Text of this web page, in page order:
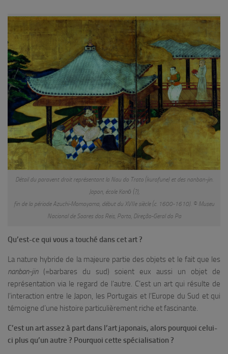
Détail du paravent droit représentant la Nau do Trato (kurofune) et des nanban-jin.
Japon, école Kanō (?),
fin de la période Azuchi-Momoyama, début du XVIIe siècle (c. 1600-1610). © Museu
Nacional de Soares dos Reis, Porto, Direção-Geral do Pa
Qu’est-ce qui vous a touché dans cet art ?
La nature hybride de la majeure partie des objets et le fait que les
nanban-jin(=barbares du sud) soient eux aussi un objet de
représentation via le regard de l’autre. C’est un art qui résulte de
l’interaction entre le Japon, les Portugais et l’Europe du Sud et qui
témoigne d’une histoire particulièrement riche et fascinante.
C’est un art assez à part dans l’art japonais, alors pourquoi celui-
ci plus qu’un autre ? Pourquoi cette spécialisation ?